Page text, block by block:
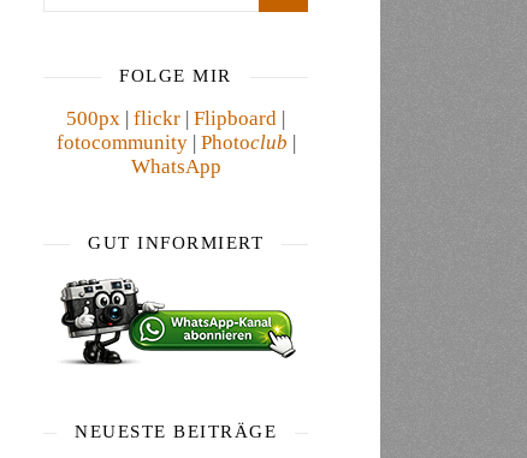
FOLGE MIR
500px | flickr | Flipboard |
fotocommunity| Photoclub |
WhatsApp
GUT INFORMIERT
NEUESTE BEITRÄGE